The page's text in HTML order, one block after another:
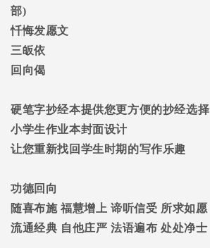
部)
忏悔发愿文
三皈依
回向偈
硬笔字抄经本提供您更方便的抄经选择
小学生作业本封面设计
让您重新找回学生时期的写作乐趣
功德回向
随喜布施 福慧增上 谛听信受 所求如愿
流通经典 自他庄严 法语遍布 处处净士